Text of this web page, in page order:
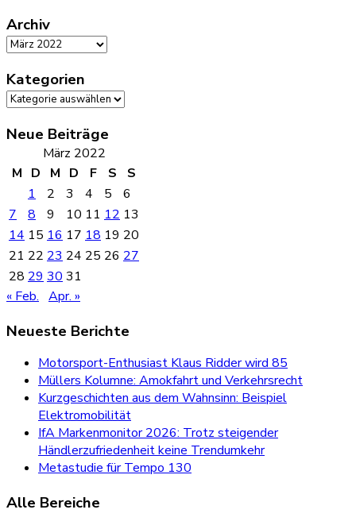
Archiv
Archiv
Kategorien
Kategorien
Neue Beiträge
März 2022
M D M D F S
S
1
2 3 4 5
6
7
8 9 10 11 12 13
14 15 16 17 18 19 20
21 22 23 24 25 26 27
28 29 30 31
« Feb. Apr. »
Neueste Berichte
Motorsport-Enthusiast Klaus Ridder wird 85
Müllers Kolumne: Amokfahrt und Verkehrsrecht
Kurzgeschichten aus dem Wahnsinn: Beispiel
Elektromobilität
IfA Markenmonitor 2026: Trotz steigender
Händlerzufriedenheit keine Trendumkehr
Metastudie für Tempo 130
Alle Bereiche